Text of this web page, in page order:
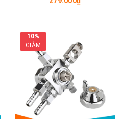
10%
GIẢM